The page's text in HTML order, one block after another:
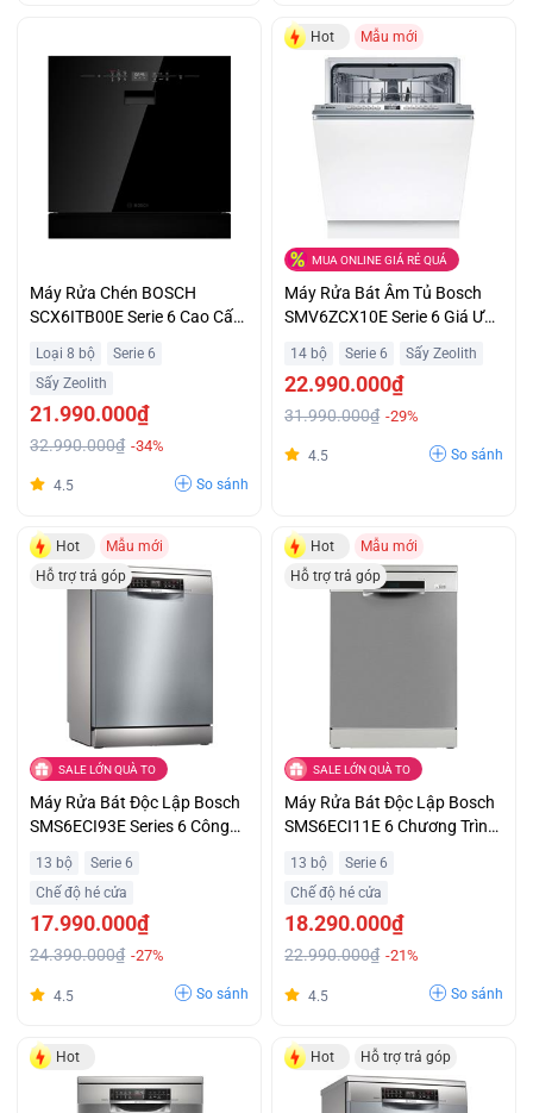
Máy Rửa Chén BOSCH
SCX6ITB00E Serie 6 Cao Cấp
Loại 8 bộ
Serie 6
Sấy Zeolith
21.990.000₫
32.990.000₫ -34%
4.5 So sánh
Hot Mẫu mới
MUA ONLINE GIÁ RẺ QUÁ
Máy Rửa Bát Âm Tủ Bosch
SMV6ZCX10E Serie 6 Giá Ưu
14 bộ Serie 6 Sấy Zeolith
22.990.000₫
31.990.000₫ -29%
4.5 So sánh
Hot
Mẫu mới
Hỗ trợ trả góp
SALE LỚN QUÀ TO
Máy Rửa Bát Độc Lập Bosch
SMS6ECI93E Series 6 Công
13 bộ
Serie 6
Chế độ hé cửa
17.990.000₫
24.390.000₫ -27%
4.5 So sánh
Hot
Mẫu mới
Hỗ trợ trả góp
SALE LỚN QUÀ TO
Máy Rửa Bát Độc Lập Bosch
SMS6ECI11E 6 Chương Trình
13 bộ
Serie 6
Chế độ hé cửa
18.290.000₫
22.990.000₫ -21%
4.5 So sánh
Hot Hot Hỗ trợ trả góp